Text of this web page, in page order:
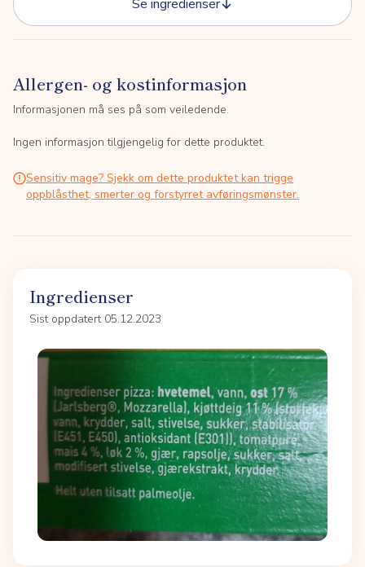
Se ingredienser
Allergen- og kostinformasjon
Informasjonen må ses på som veiledende.
Ingen informasjon tilgjengelig for dette produktet.
Sensitiv mage? Sjekk om dette produktet kan trigge
oppblåsthet, smerter og forstyrret avføringsmønster.
Ingredienser
Sist oppdatert 05.12.2023